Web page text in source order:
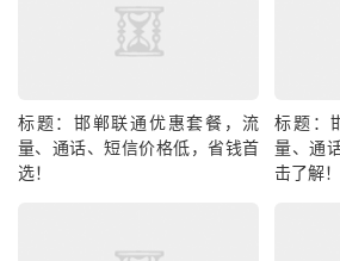
标题：邯郸联通优惠套餐，流
量、通话、短信价格低，省钱首
选！
标题：
量、通
击了解！